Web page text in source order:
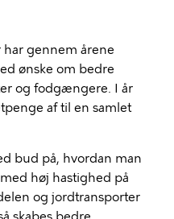
gennem årene
ønske om bedre
og fodgængere. I år
af til en samlet
bud på, hvordan man
høj hastighed på
og jordtransporter